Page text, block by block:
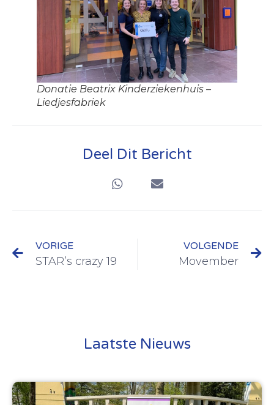
Donatie Beatrix Kinderziekenhuis –
Liedjesfabriek
Deel Dit Bericht
VORIGE
STAR’s crazy 19
VOLGENDE
Movember
Laatste Nieuws